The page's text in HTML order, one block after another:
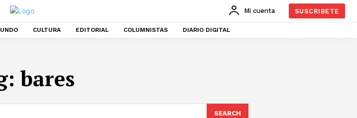
Mi cuenta SUSCRIBETE
CULTURA EDITORIAL COLUMNISTAS DIARIO DIGITAL
bares
SEARCH